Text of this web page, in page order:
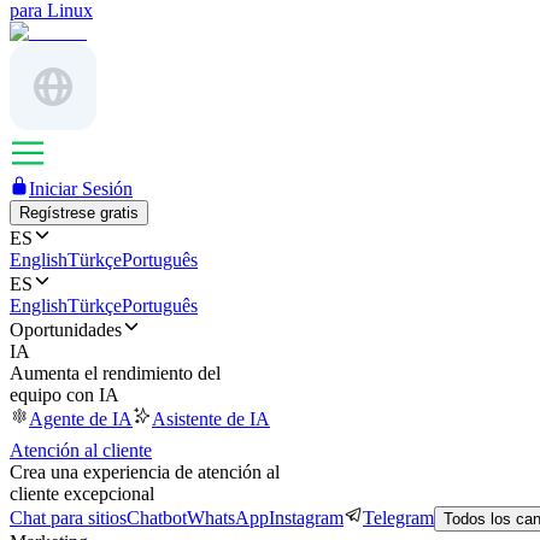
para Linux
Iniciar Sesión
Regístrese gratis
ES
EnglishTürkçePortuguês
ES
EnglishTürkçePortuguês
Oportunidades
IA
Aumenta el rendimiento del
equipo con IA
Agente de IA
Asistente de IA
Atención al cliente
Crea una experiencia de atención al
cliente excepcional
Chat para sitiosChatbotWhatsAppInstagram Telegram Todos los